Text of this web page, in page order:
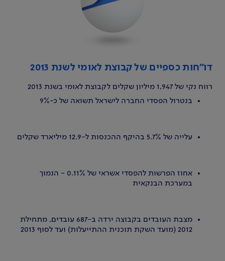
דו"חות כספיים של קבוצת לאומי לשנת 2013
רווח נקי של 1,947 מיליון שקלים לקבוצת לאומי בשנת 2013
בנטרול הפסדי החברה לישראל תשואה של כ-9%
עלייה של 5.7% בהיקף ההכנסות ל-12.9 מיליארד שקלים
אחוז הפרשות להפסדי אשראי של 0.11% - הנמוך
במערכת הבנקאית
מצבת העובדים בקבוצה ירדה ב-687 עובדים, מתחילת
2012 (מועד השקת תוכנית ההתייעלות) ועד לסוף 2013